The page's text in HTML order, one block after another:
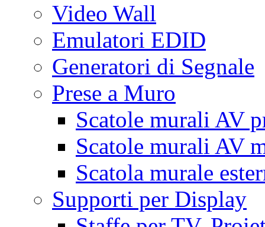
Video Wall
Emulatori EDID
Generatori di Segnale
Prese a Muro
Scatole murali AV
Scatole murali AV
Scatola murale
Supporti per Display